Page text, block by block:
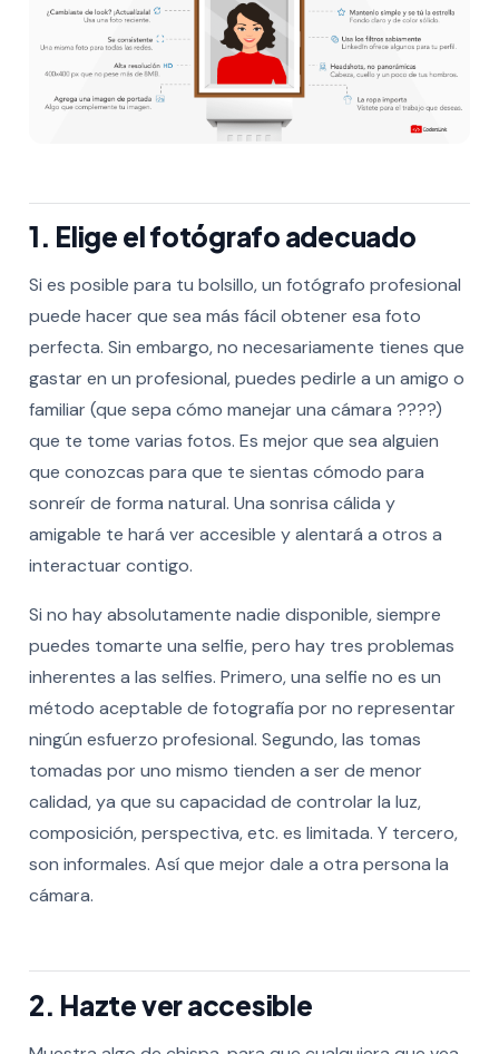
1. Elige el fotógrafo adecuado
Si es posible para tu bolsillo, un fotógrafo profesional
puede hacer que sea más fácil obtener esa foto
perfecta. Sin embargo, no necesariamente tienes que
gastar en un profesional, puedes pedirle a un amigo o
familiar (que sepa cómo manejar una cámara ????)
que te tome varias fotos. Es mejor que sea alguien
que conozcas para que te sientas cómodo para
sonreír de forma natural. Una sonrisa cálida y
amigable te hará ver accesible y alentará a otros a
interactuar contigo.
Si no hay absolutamente nadie disponible, siempre
puedes tomarte una selfie, pero hay tres problemas
inherentes a las selfies. Primero, una selfie no es un
método aceptable de fotografía por no representar
ningún esfuerzo profesional. Segundo, las tomas
tomadas por uno mismo tienden a ser de menor
calidad, ya que su capacidad de controlar la luz,
composición, perspectiva, etc. es limitada. Y tercero,
son informales. Así que mejor dale a otra persona la
cámara.
2. Hazte ver accesible